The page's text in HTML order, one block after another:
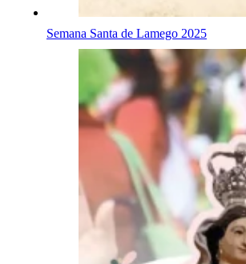
Semana Santa de Lamego 2025